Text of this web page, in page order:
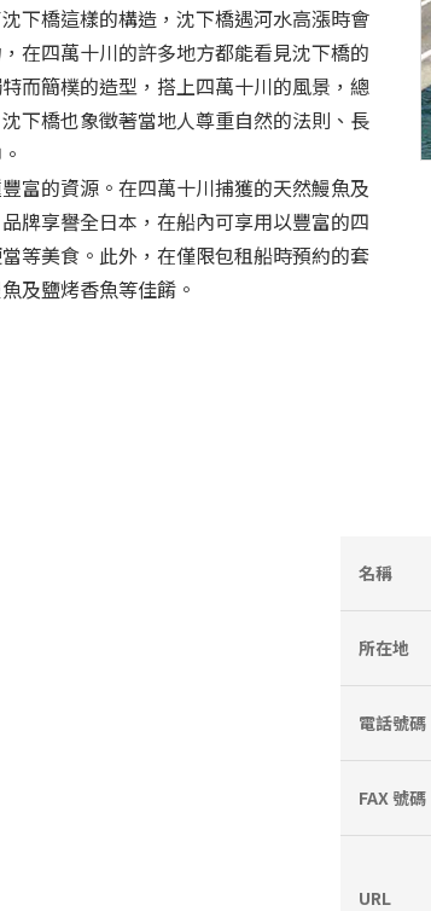
下橋這樣的構造，沈下橋遇河水高漲時會
在四萬十川的許多地方都能看見沈下橋的
而簡樸的造型，搭上四萬十川的風景，總
下橋也象徵著當地人尊重自然的法則、長
富的資源。在四萬十川捕獲的天然鰻魚及
牌享譽全日本，在船內可享用以豐富的四
等美食。此外，在僅限包租船時預約的套
及鹽烤香魚等佳餚。
名稱
所在地
電話號碼
FAX 號碼
URL